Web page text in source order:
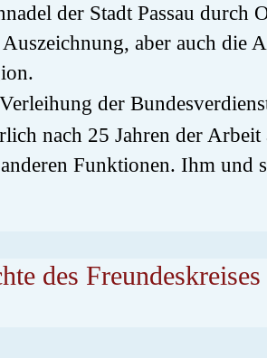
der Stadt Passau
aber auch die
der
nach 25 Jahren der
Funktionen. Ihm und
des